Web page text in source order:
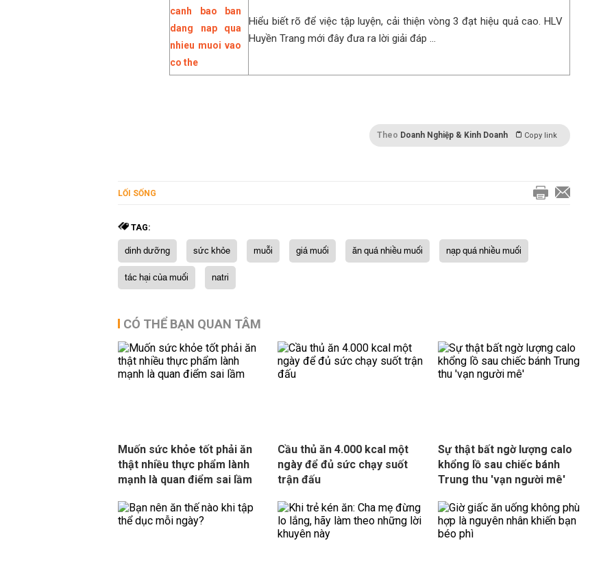
Hiểu biết rõ để việc tập luyện, cải thiện vòng 3 đạt hiệu quả cao. HLV
Huyền Trang mới đây đưa ra lời giải đáp ...
Theo Doanh Nghiệp & Kinh Doanh Copy link
LỐI SỐNG
TAG:
dinh dưỡng sức khỏe muỗi giá muối ăn quá nhiều muối
nạp quá nhiều muối
tác hại của muối
natri
CÓ THỂ BẠN QUAN TÂM
Muốn sức khỏe tốt phải ăn
thật nhiều thực phẩm lành
mạnh là quan điểm sai lầm
Cầu thủ ăn 4.000 kcal một
ngày để đủ sức chạy suốt
trận đấu
Sự thật bất ngờ lượng calo
khổng lồ sau chiếc bánh
Trung thu 'vạn người mê'